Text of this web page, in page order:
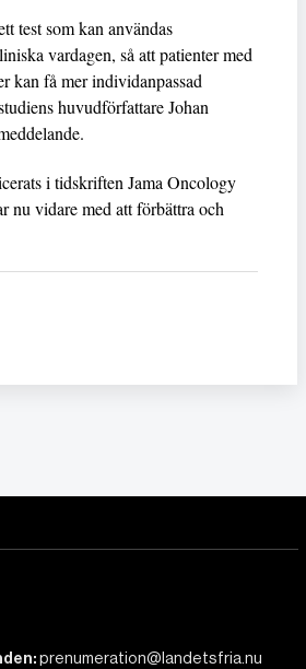
test som kan användas
vardagen, så att patienter med
kan få mer individanpassad
huvudförfattare Johan
i tidskriften Jama Oncology
nu vidare med att förbättra och
prenumeration@landetsfria.nu